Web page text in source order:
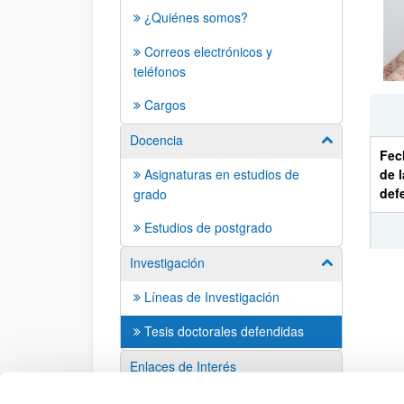
¿Quiénes somos?
Correos electrónicos y
teléfonos
Cargos
Docencia
Mostrar/
Asignaturas en estudios de
grado
Estudios de postgrado
Investigación
Mostrar/
Líneas de Investigación
Tesis doctorales defendidas
Enlaces de Interés
de